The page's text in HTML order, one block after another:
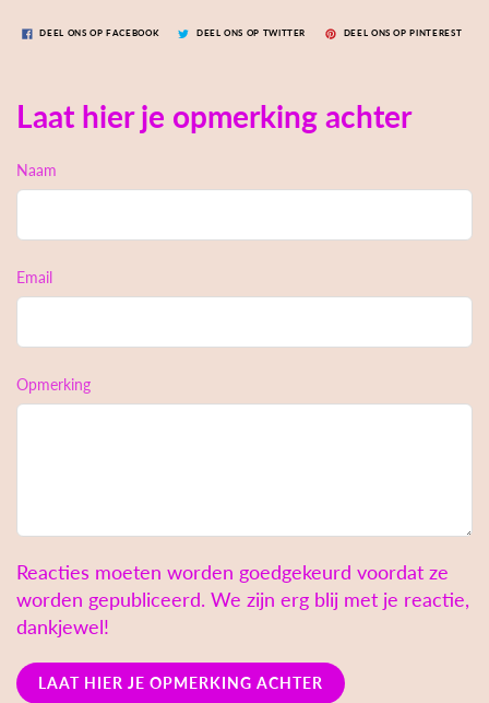
DEEL ONS OP FACEBOOK DEEL ONS OP TWITTER DEEL ONS OP PINTEREST
Laat hier je opmerking achter
Naam
Email
Opmerking
Reacties moeten worden goedgekeurd voordat ze
worden gepubliceerd. We zijn erg blij met je reactie,
dankjewel!
LAAT HIER JE OPMERKING ACHTER